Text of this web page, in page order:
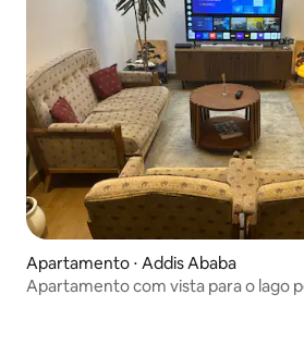
Apartamento ⋅ Addis Ababa
Apartamento com vista para o lago